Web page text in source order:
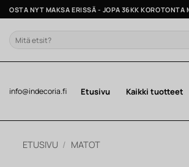
Skip
to
content
OSTA NYT MAKSA ERISSÄ - JOPA 36KK KOROTONTA
Etsi:
info@indecoria.fi Etusivu Kaikki tuotteet
ETUSIVU / MATOT